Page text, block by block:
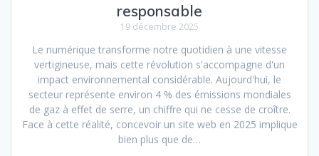
responsable
19 décembre 2025
Le numérique transforme notre quotidien à une vitesse
vertigineuse, mais cette révolution s'accompagne d'un
impact environnemental considérable. Aujourd'hui, le
secteur représente environ 4 % des émissions mondiales
de gaz à effet de serre, un chiffre qui ne cesse de croître.
Face à cette réalité, concevoir un site web en 2025 implique
bien plus que de…